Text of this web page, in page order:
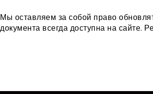
Мы оставляем за собой право
документа всегда доступна на сайте.